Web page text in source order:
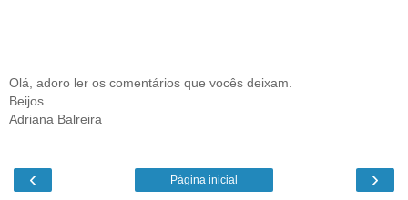
Olá, adoro ler os comentários que vocês deixam.
Beijos
Adriana Balreira
‹ ›
Página inicial